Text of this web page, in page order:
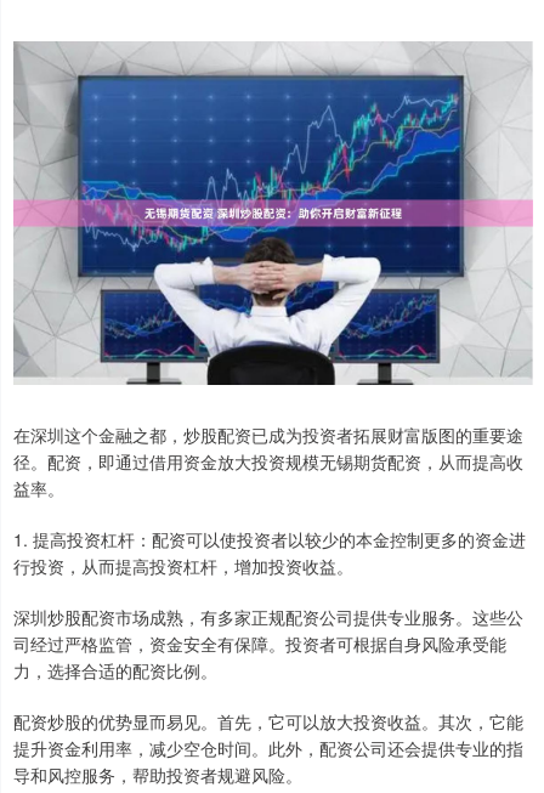
在深圳这个金融之都，炒股配资已成为投资者拓展财富版图的重要途
径。配资，即通过借用资金放大投资规模无锡期货配资，从而提高收
益率。
1. 提高投资杠杆：配资可以使投资者以较少的本金控制更多的资金进
行投资，从而提高投资杠杆，增加投资收益。
深圳炒股配资市场成熟，有多家正规配资公司提供专业服务。这些公
司经过严格监管，资金安全有保障。投资者可根据自身风险承受能
力，选择合适的配资比例。
配资炒股的优势显而易见。首先，它可以放大投资收益。其次，它能
提升资金利用率，减少空仓时间。此外，配资公司还会提供专业的指
导和风控服务，帮助投资者规避风险。